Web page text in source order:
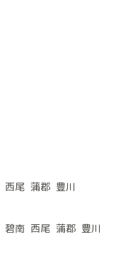
西尾 蒲郡 豊川
碧南 西尾 蒲郡 豊川